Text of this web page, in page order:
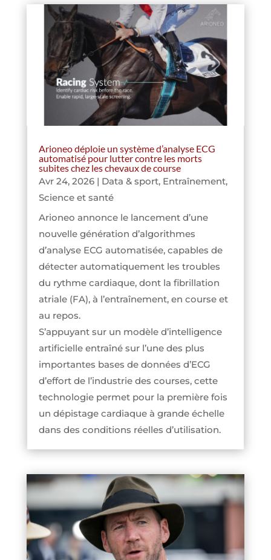
Arioneo déploie un système d’analyse ECG
automatisé pour lutter contre les morts
subites chez les chevaux de course
Avr 24, 2026| Data & sport, Entraînement,
Science et santé
Arioneo annonce le lancement d’une
nouvelle génération d’algorithmes
d’analyse ECG automatisée, capables de
détecter automatiquement les troubles
du rythme cardiaque, dont la fibrillation
atriale (FA), à l’entraînement, en course et
au repos.
S’appuyant sur un modèle d’intelligence
artificielle entraîné sur l’une des plus
importantes bases de données d’ECG
d’effort de l’industrie des courses, cette
technologie permet pour la première fois
un dépistage cardiaque à grande échelle
dans des conditions réelles d’utilisation.